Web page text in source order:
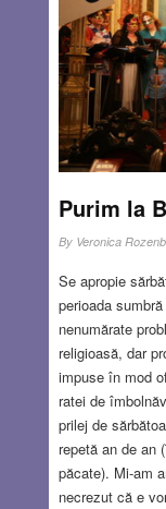
FEB 25, 2021
Purim la
By Veronica
Se apropie
perioada
nenumărate
religioasă, dar
impuse în mod
ratei de
prilej de
repetă an de an
păcate). Mi-am
necrezut că e